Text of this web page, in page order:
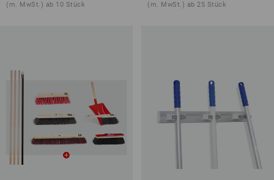
(m. MwSt.) ab 10 Stück (m. MwSt.) ab 25 Stück